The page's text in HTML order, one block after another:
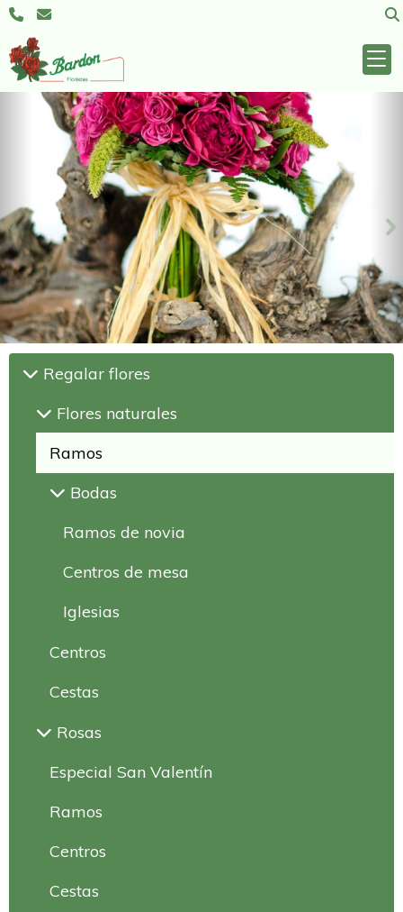
Anterior
Regalar flores
Flores naturales
Ramos
Bodas
Ramos de novia
Centros de mesa
Iglesias
Centros
Cestas
Rosas
Especial San Valentín
Ramos
Centros
Cestas